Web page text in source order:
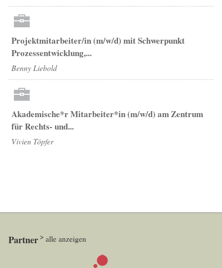
Projektmitarbeiter/in (m/w/d) mit Schwerpunkt
Prozessentwicklung,...
Benny Liebold
Akademische*r Mitarbeiter*in (m/w/d) am Zentrum
für Rechts- und...
Vivien Töpfer
Partner alle anzeigen